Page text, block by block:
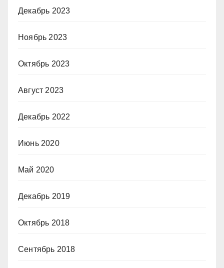
Декабрь 2023
Ноябрь 2023
Октябрь 2023
Август 2023
Декабрь 2022
Июнь 2020
Май 2020
Декабрь 2019
Октябрь 2018
Сентябрь 2018